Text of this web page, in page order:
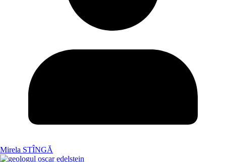
Mirela STÎNGĂ